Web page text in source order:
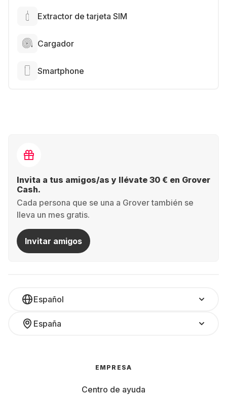
Extractor de tarjeta SIM
Cargador
Smartphone
Invita a tus amigos/as y llévate 30 € en Grover
Cash.
Cada persona que se una a Grover también se
lleva un mes gratis.
Invitar amigos
Español
España
EMPRESA
Centro de ayuda